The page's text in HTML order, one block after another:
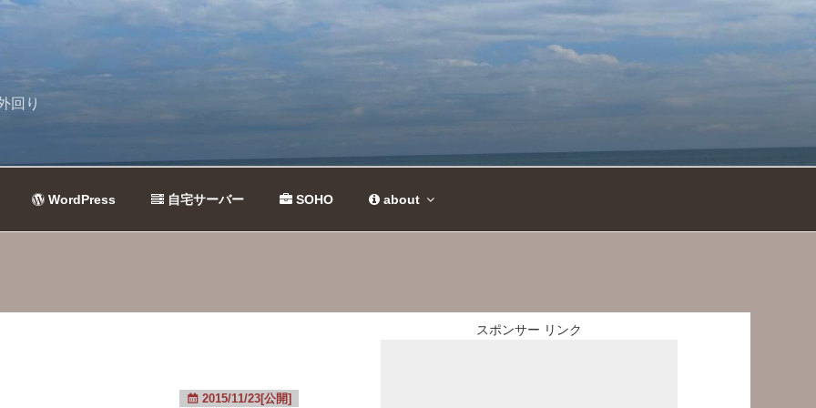
回り
WordPress 自宅サーバー SOHO about
2015/11/23[公開]
スポンサー リンク